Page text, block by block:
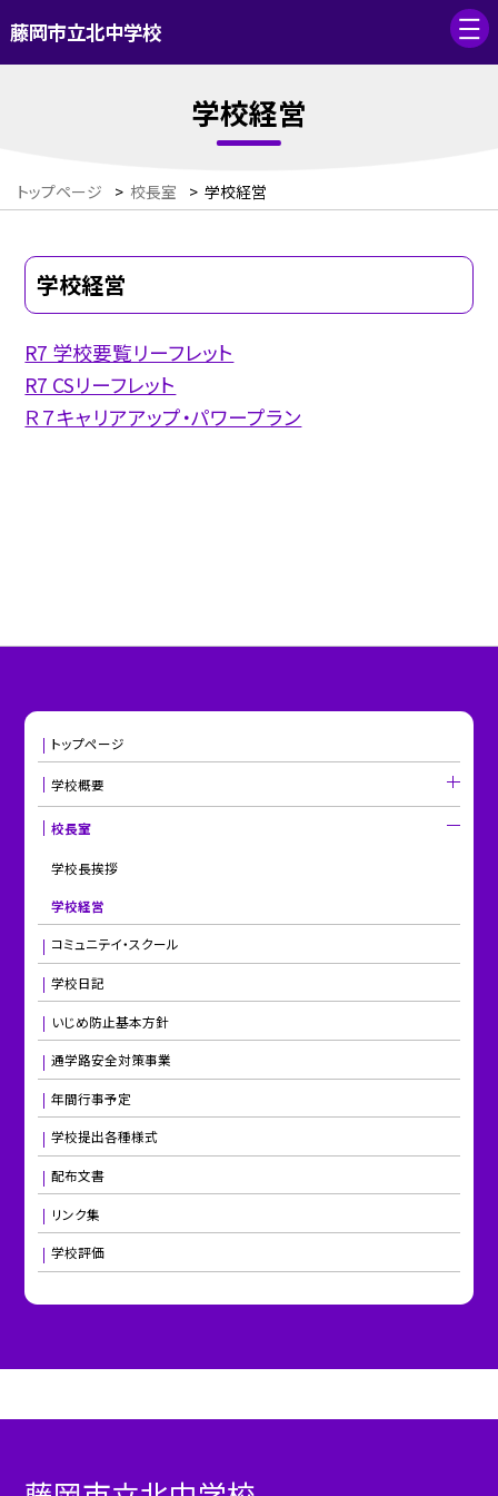
藤岡市立北中学校
学校経営
トップページ > 校長室 > 学校経営
学校経営
R7 学校要覧リーフレット
R7 CSリーフレット
Ｒ７キャリアアップ・パワープラン
トップページ
学校概要
校長室
学校長挨拶
学校経営
コミュニテイ・スクール
学校日記
いじめ防止基本方針
通学路安全対策事業
年間行事予定
学校提出各種様式
配布文書
リンク集
学校評価